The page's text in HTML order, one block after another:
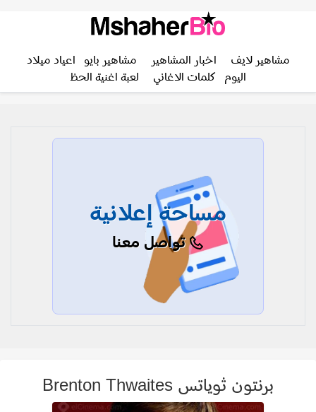
مشاهير لايف اخبار المشاهير مشاهير بايو
اعياد ميلاد
اليوم
كلمات الاغاني لعبة اغنية الحظ
مساحة إعلانية
تواصل معنا
برنتون ثوياتس Brenton Thwaites